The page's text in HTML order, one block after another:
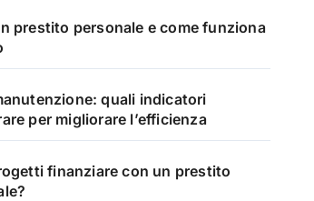
prestito personale e come funziona
quali indicatori
per migliorare l’efficienza
finanziare con un prestito